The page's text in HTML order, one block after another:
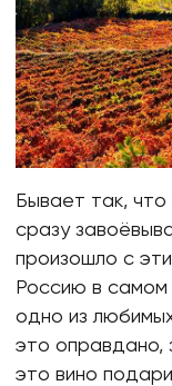
Бывает так, что
сразу
произошло с
Россию в самом
одно из
это оправдано,
это вино